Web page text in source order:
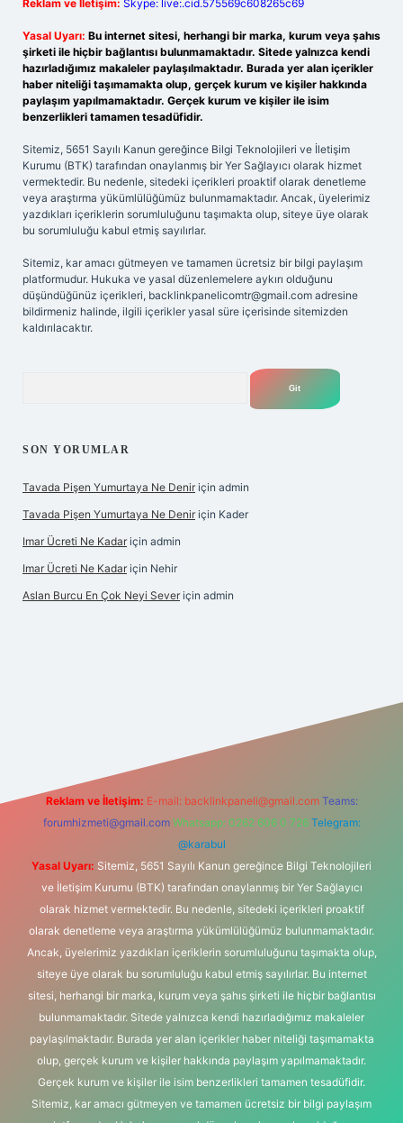
Reklam ve İletişim: Skype: live:.cid.575569c608265c69
Yasal Uyarı: Bu internet sitesi, herhangi bir marka, kurum veya şahıs
şirketi ile hiçbir bağlantısı bulunmamaktadır. Sitede yalnızca kendi
hazırladığımız makaleler paylaşılmaktadır. Burada yer alan içerikler
haber niteliği taşımamakta olup, gerçek kurum ve kişiler hakkında
paylaşım yapılmamaktadır. Gerçek kurum ve kişiler ile isim
benzerlikleri tamamen tesadüfidir.
Sitemiz, 5651 Sayılı Kanun gereğince Bilgi Teknolojileri ve İletişim
Kurumu (BTK) tarafından onaylanmış bir Yer Sağlayıcı olarak hizmet
vermektedir. Bu nedenle, sitedeki içerikleri proaktif olarak denetleme
veya araştırma yükümlülüğümüz bulunmamaktadır. Ancak, üyelerimiz
yazdıkları içeriklerin sorumluluğunu taşımakta olup, siteye üye olarak
bu sorumluluğu kabul etmiş sayılırlar.
Sitemiz, kar amacı gütmeyen ve tamamen ücretsiz bir bilgi paylaşım
platformudur. Hukuka ve yasal düzenlemelere aykırı olduğunu
düşündüğünüz içerikleri, backlinkpanelicomtr@gmail.com adresine
bildirmeniz halinde, ilgili içerikler yasal süre içerisinde sitemizden
kaldırılacaktır.
SON YORUMLAR
Tavada Pişen Yumurtaya Ne Denir için admin
Tavada Pişen Yumurtaya Ne Denir için Kader
Imar Ücreti Ne Kadar için admin
Imar Ücreti Ne Kadar için Nehir
Aslan Burcu En Çok Neyi Sever için admin
elexbetgiris.org
Reklam ve İletişim: E-mail: backlinkpaneli@gmail.com Teams:
forumhizmeti@gmail.com Whatsapp: 0262 606 0 726 Telegram:
@karabul
Yasal Uyarı: Sitemiz, 5651 Sayılı Kanun gereğince Bilgi Teknolojileri
ve İletişim Kurumu (BTK) tarafından onaylanmış bir Yer Sağlayıcı
olarak hizmet vermektedir. Bu nedenle, sitedeki içerikleri proaktif
olarak denetleme veya araştırma yükümlülüğümüz bulunmamaktadır.
Ancak, üyelerimiz yazdıkları içeriklerin sorumluluğunu taşımakta olup,
siteye üye olarak bu sorumluluğu kabul etmiş sayılırlar. Bu internet
sitesi, herhangi bir marka, kurum veya şahıs şirketi ile hiçbir bağlantısı
bulunmamaktadır. Sitede yalnızca kendi hazırladığımız makaleler
paylaşılmaktadır. Burada yer alan içerikler haber niteliği taşımamakta
olup, gerçek kurum ve kişiler hakkında paylaşım yapılmamaktadır.
Gerçek kurum ve kişiler ile isim benzerlikleri tamamen tesadüfidir.
Sitemiz, kar amacı gütmeyen ve tamamen ücretsiz bir bilgi paylaşım